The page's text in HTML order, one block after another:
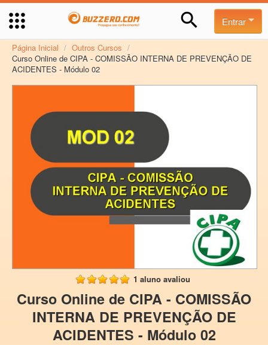
Entrar
Página Inicial / Outros Cursos /
Curso Online de CIPA - COMISSÃO INTERNA DE PREVENÇÃO DE
ACIDENTES - Módulo 02
1 aluno avaliou
Curso Online de CIPA - COMISSÃO
INTERNA DE PREVENÇÃO DE
ACIDENTES - Módulo 02